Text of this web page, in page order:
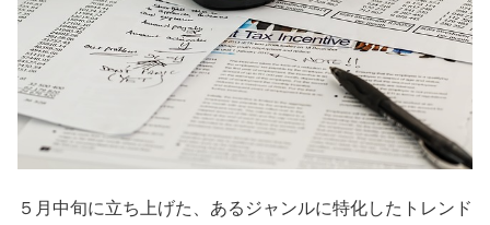
５月中旬に立ち上げた、あるジャンルに特化したトレンド